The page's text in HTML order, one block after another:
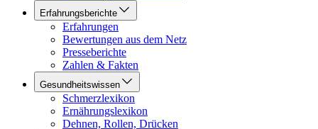
Erfahrungsberichte
Erfahrungen
Bewertungen aus dem Netz
Presseberichte
Zahlen & Fakten
Gesundheitswissen
Schmerzlexikon
Ernährungslexikon
Dehnen, Rollen, Drücken